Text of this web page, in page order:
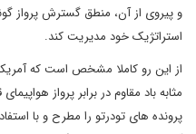
و پیروی از آن، منطق گسترش پرواز
استراتژیک خود مدیریت کند.
از این رو کاملا مشخص است که
مثابه باد مقاوم در برابر پرواز
پرونده های تودرتو را مطرح و با